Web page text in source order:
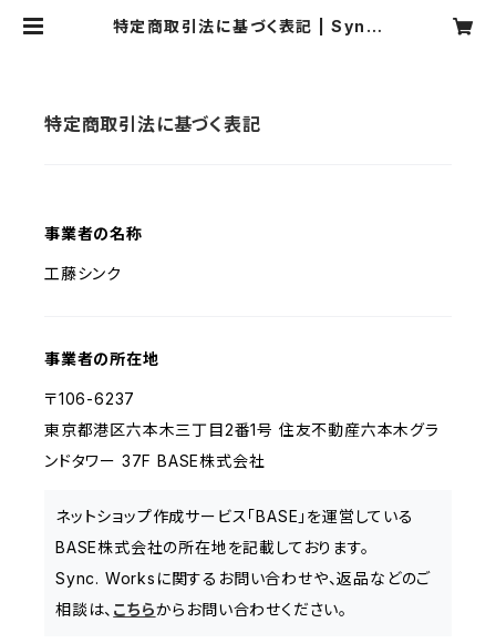
特定商取引法に基づく表記 | Sync.
特定商取引法に基づく表記
事業者の名称
工藤シンク
事業者の所在地
〒106-6237
東京都港区六本木三丁目2番1号 住友不動産六本木グラ
ンドタワー 37F BASE株式会社
ネットショップ作成サービス「BASE」を運営している
BASE株式会社の所在地を記載しております。
Sync. Worksに関するお問い合わせや、返品などのご
相談は、 こちらからお問い合わせください。